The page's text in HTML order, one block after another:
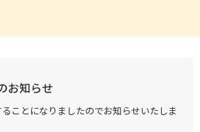
お知らせ
ことになりましたのでお知らせいたしま